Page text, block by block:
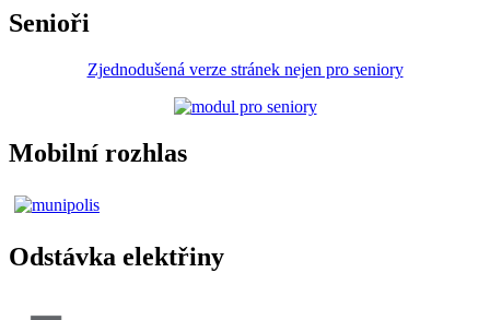
Senioři
Zjednodušená verze stránek nejen pro seniory
Mobilní rozhlas
Odstávka elektřiny